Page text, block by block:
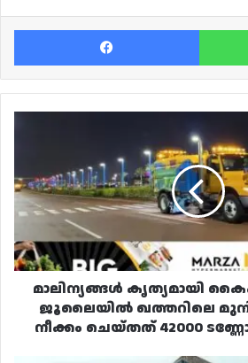
Facebook
ചെയ്യുക;
ജൂലൈയിൽ
ഖത്തറിലെ
മുനിസിപ്പാലിറ്റികൾ
നീക്കം
ചെയ്‌തത്‌
42000
ടണ്ണോളം
മാലിന്യങ്ങൾ
മാലിന്യങ്ങൾ കൃത്യമായി
ജൂലൈയിൽ ഖത്തറിലെ
നീക്കം ചെയ്‌തത്‌ 42000